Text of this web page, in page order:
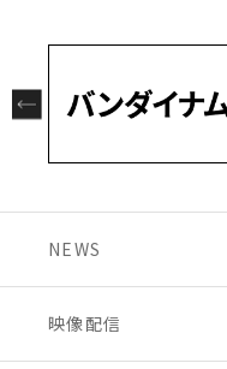
○A-on
（76mm
○とらのあ
【発売日】
◆プロモー
NEWS
映像配信